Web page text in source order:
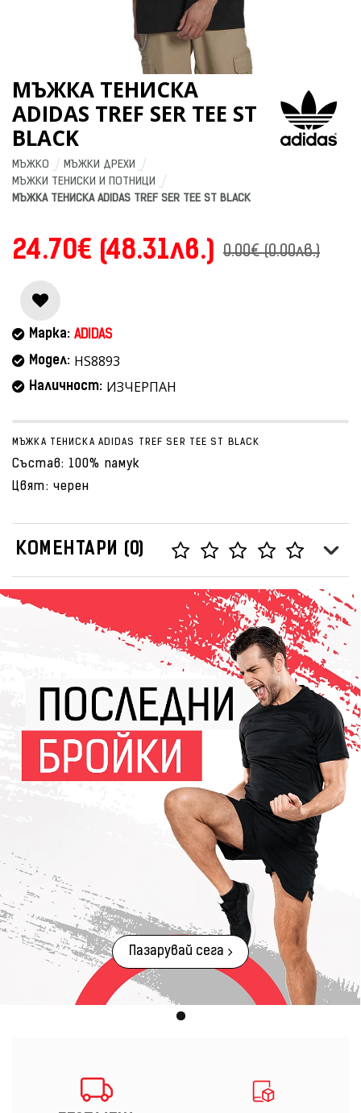
МЪЖКА ТЕНИСКА
ADIDAS TREF SER TEE ST
BLACK
МЪЖКО
МЪЖКИ ДРЕХИ
МЪЖКИ ТЕНИСКИ И ПОТНИЦИ
МЪЖКА ТЕНИСКА ADIDAS TREF SER TEE ST BLACK
24.70€ (48.31лв.) 0.00€ (0.00лв.)
Марка: ADIDAS
Модел: HS8893
Наличност: ИЗЧЕРПАН
МЪЖКА ТЕНИСКА ADIDAS TREF SER TEE ST BLACK
Състав: 100% памук
Цвят: черен
КОМЕНТАРИ (0)
Пазарувай сега